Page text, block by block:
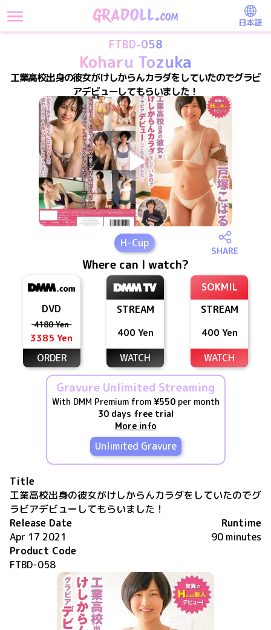
日本語
FTBD-058
Koharu Tozuka
工業高校出身の彼女がけしからんカラダをしていたのでグラビ
アデビューしてもらいました！
H-Cup
SHARE
Where can I watch?
DVD
4180 Yen
3385 Yen
ORDER
STREAM
400 Yen
WATCH
SOKMIL
STREAM
400 Yen
WATCH
Gravure Unlimited Streaming
With DMM Premium from ¥550per month
30 days free trial
More info
Unlimited Gravure
Title
工業高校出身の彼女がけしからんカラダをしていたのでグ
ラビアデビューしてもらいました！
Release Date
Apr 17 2021
Runtime
90 minutes
Product Code
FTBD-058